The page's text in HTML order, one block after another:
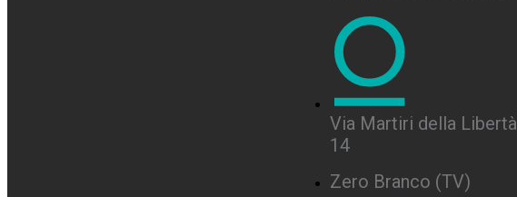
Via Martiri della Libertà
14
Zero Branco (TV)